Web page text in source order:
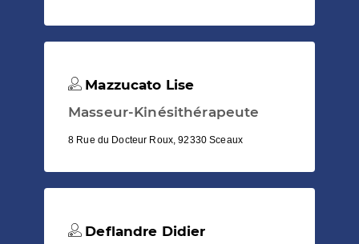
Mazzucato Lise
Masseur-Kinésithérapeute
8 Rue du Docteur Roux, 92330 Sceaux
Deflandre Didier